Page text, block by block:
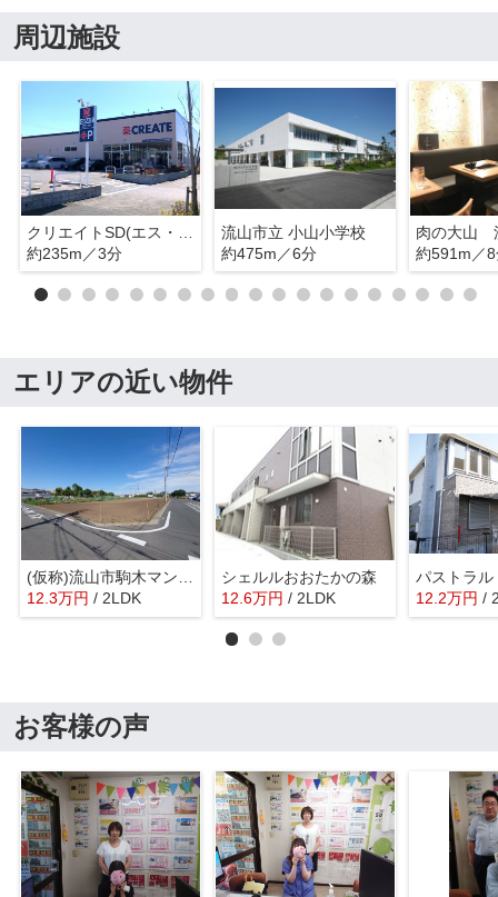
周辺施設
約235m／3分
流山市立 小山小学校
約475m／6分
約591m／
エリアの近い物件
(仮称)流山市駒木マンション
12.3万円 / 2LDK
シェルルおおたかの森
12.6万円 / 2LDK
パストラ
12.2万円 /
お客様の声